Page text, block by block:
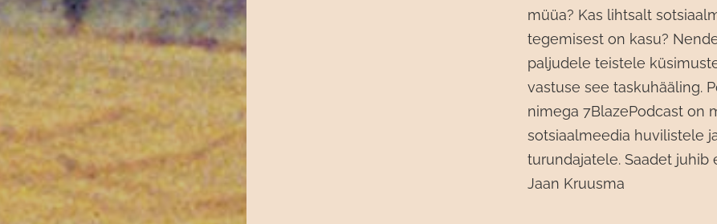
müüa? Kas lihtsalt
tegemisest on kasu?
paljudele teistele
vastuse see taskuhääling.
nimega 7BlazePodcast on
sotsiaalmeedia huvilistele
turundajatele. Saadet juhib
Jaan Kruusma